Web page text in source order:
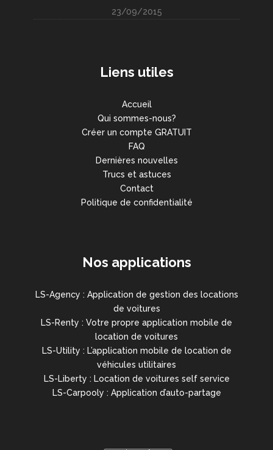
23/09/2015
Liens utiles
Accueil
Qui sommes-nous?
Créer un compte GRATUIT
FAQ
Dernières nouvelles
Trucs et astuces
Contact
Politique de confidentialité
Nos applications
LS-Agency : Application de gestion des locations
de voitures
LS-Renty : Votre propre application mobile de
location de voitures
LS-Utility : L’application mobile de location de
véhicules utilitaires
LS-Liberty : Location de voitures self service
LS-Carpooly : Application d’auto-partage